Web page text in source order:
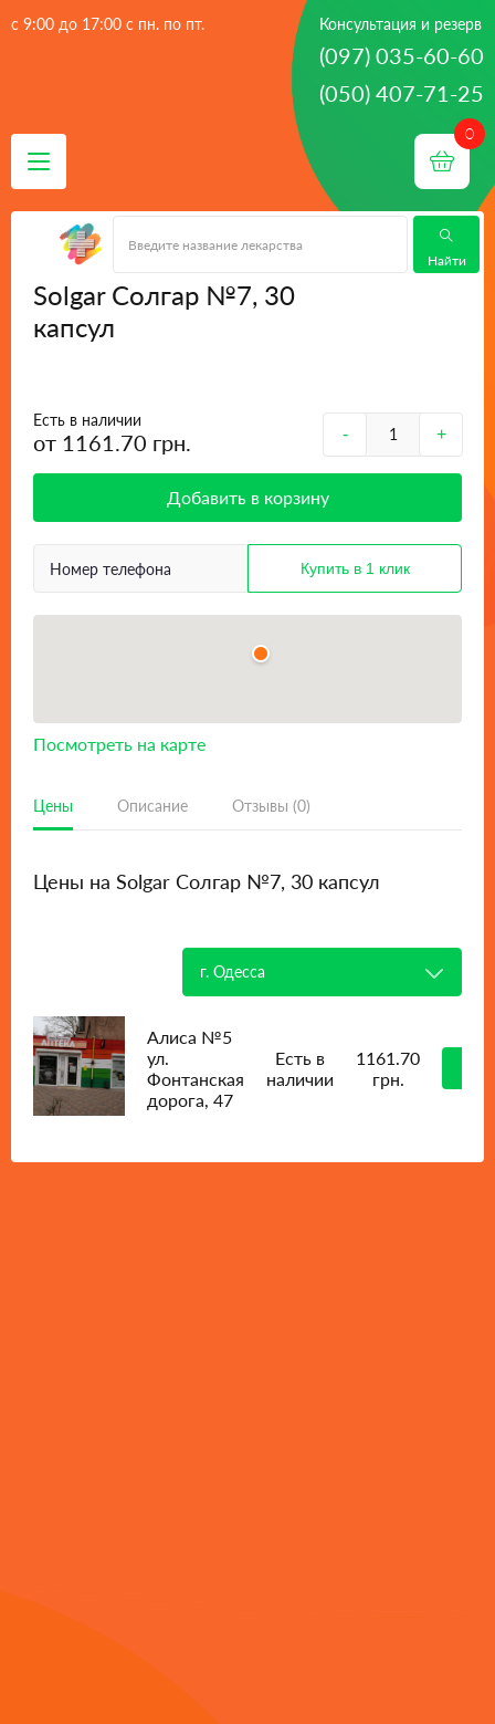
с 9:00 до 17:00 с пн. по пт. Консультация и резерв
(097) 035-60-60
(050) 407-71-25
Найти
Главная - Solgar Солгар №7, 30 капсул
Solgar Солгар №7, 30
капсул
Есть в наличии
от 1161.70 грн. - +
Добавить в корзину
Посмотреть на карте
Цены Описание Отзывы (0)
Цены на Solgar Солгар №7, 30 капсул
г. Одесса
Алиса №5
ул.
Фонтанская
дорога, 47
Есть в
наличии
1161.70
грн.